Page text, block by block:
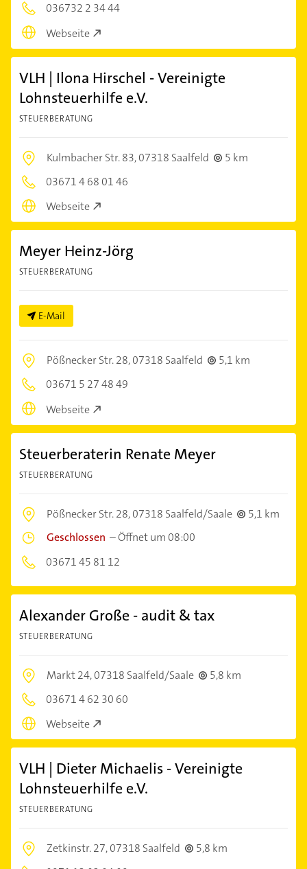
036732 2 34 44
Webseite
VLH | Ilona Hirschel - Vereinigte
Lohnsteuerhilfe e.V.
STEUERBERATUNG
Kulmbacher Str. 83,07318 Saalfeld
5 km
03671 4 68 01 46
Webseite
Meyer Heinz-Jörg
STEUERBERATUNG
E-Mail
Pößnecker Str. 28,07318 Saalfeld
5,1 km
03671 5 27 48 49
Webseite
Steuerberaterin Renate Meyer
STEUERBERATUNG
Pößnecker Str. 28,07318 Saalfeld/Saale
5,1 km
Geschlossen –Öffnet um 08:00
03671 45 81 12
Alexander Große - audit & tax
STEUERBERATUNG
Markt 24,07318 Saalfeld/Saale
5,8 km
03671 4 62 30 60
Webseite
VLH | Dieter Michaelis - Vereinigte
Lohnsteuerhilfe e.V.
STEUERBERATUNG
Zetkinstr. 27,07318 Saalfeld
5,8 km